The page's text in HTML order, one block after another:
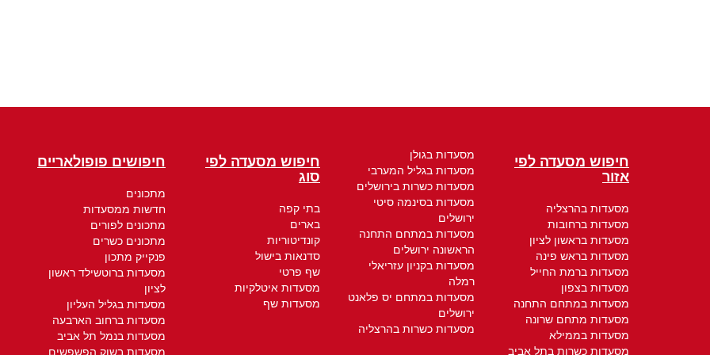
חיפוש מסעדה לפי
אזור
מסעדות בהרצליה
מסעדות ברחובות
מסעדות בראשון לציון
מסעדות בראש פינה
מסעדות ברמת החייל
מסעדות בצפון
מסעדות במתחם התחנה
מסעדות מתחם שרונה
מסעדות בממילא
מסעדות כשרות בתל אביב
מסעדות בגולן
מסעדות בגליל המערבי
מסעדות כשרות בירושלים
מסעדות בסינמה סיטי
ירושלים
מסעדות במתחם התחנה
הראשונה ירושלים
מסעדות בקניון עזריאלי
רמלה
מסעדות במתחם יס פלאנט
ירושלים
מסעדות כשרות בהרצליה
חיפוש מסעדה לפי
סוג
בתי קפה
בארים
קונדיטוריות
סדנאות בישול
שף פרטי
מסעדות איטלקיות
מסעדות שף
חיפושים פופולאריים
מתכונים
חדשות ממסעדות
מתכונים לפורים
מתכונים כשרים
פנקייק מתכון
מסעדות ברוטשילד ראשון
לציון
מסעדות בגליל העליון
מסעדות ברחוב הארבעה
מסעדות בנמל תל אביב
מסעדות בשוק הפשפשים